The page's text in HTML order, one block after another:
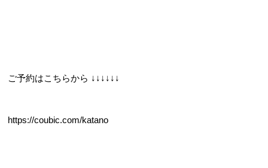
ご予約はこちらから ↓↓↓↓↓↓
https://coubic.com/katano